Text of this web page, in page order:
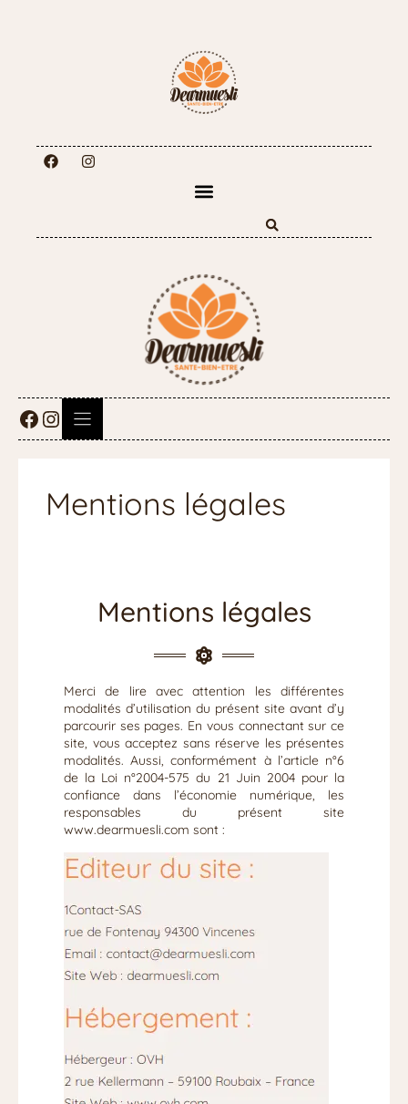
Mentions légales
Mentions légales
Merci de lire avec attention les différentes
modalités d’utilisation du présent site avant d’y
parcourir ses pages. En vous connectant sur ce
site, vous acceptez sans réserve les présentes
modalités. Aussi, conformément à l’article n°6
de la Loi n°2004-575 du 21 Juin 2004 pour la
confiance dans l’économie numérique, les
responsables du présent site
www.dearmuesli.com sont :